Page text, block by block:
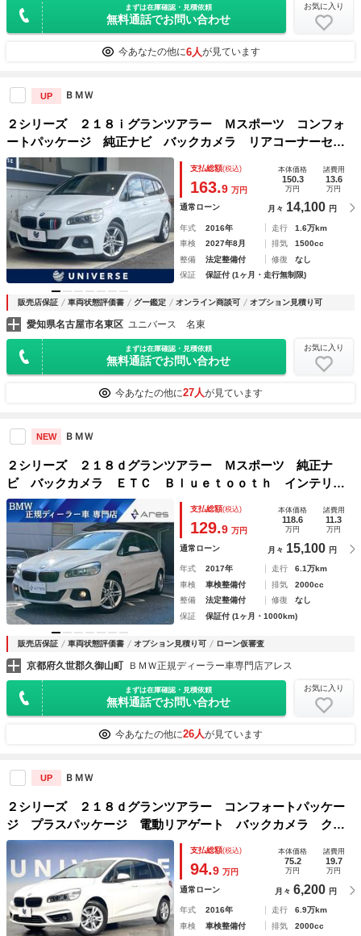
まずは在庫確認・見積依頼
無料通話でお問い合わせ
お気に入り
今あなたの他に6人が見ています
UP ＢＭＷ
２シリーズ ２１８ｉグランツアラー Ｍスポーツ コンフォ
ートパッケージ 純正ナビ バックカメラ リアコーナーセン
サー ＥＴＣ車載器 ドライビングアシスト パワーバックド
ア ドライビングモード コンフォートアクセス ＬＥＤヘッ
ドライト ７人乗り 禁煙
支払総額(税込)
163.9 万円
本体価格
150.3
万円
諸費用
13.6
万円
通常ローン 月々 14,100 円
年式 2016年 走行
1.6万km
車検
2027年8月 排気
1500cc
整備
法定整備付 修復
なし
保証
保証付 (1ヶ月・走行無制限)
販売店保証 車両状態評価書 グー鑑定 オンライン商談可 オプション見積り可
愛知県名古屋市名東区 ユニバース 名東
まずは在庫確認・見積依頼
無料通話でお問い合わせ
お気に入り
今あなたの他に27人が見ています
NEW ＢＭＷ
２シリーズ ２１８ｄグランツアラー Ｍスポーツ 純正ナ
ビ バックカメラ ＥＴＣ Ｂｌｕｅｔｏｏｔｈ インテリジ
ェントセーフティ パーキングアシスト 電動リアゲート ３
列シート スマートキー ＬＥＤヘッドライト 純正１７イン
チアルミホイール
支払総額(税込)
129.9 万円
本体価格
118.6
万円
諸費用
11.3
万円
通常ローン 月々 15,100 円
年式 2017年 走行
6.1万km
車検
車検整備付 排気
2000cc
整備
法定整備付 修復
なし
保証
保証付 (1ヶ月・1000km)
販売店保証 車両状態評価書 オプション見積り可 ローン仮審査
京都府久世郡久御山町 ＢＭＷ正規ディーラー車専門店アレス
まずは在庫確認・見積依頼
無料通話でお問い合わせ
お気に入り
今あなたの他に26人が見ています
UP ＢＭＷ
２シリーズ ２１８ｄグランツアラー コンフォートパッケー
ジ プラスパッケージ 電動リアゲート バックカメラ クリ
アランスソナー コンフォートアクセス ＬＥＤヘッドラン
プ インテリジェントセーフティ 純正ナビ Ｂｌｕｅｔｏｏ
ｔｈ
支払総額(税込)
94.9 万円
本体価格
75.2
万円
諸費用
19.7
万円
通常ローン 月々 6,200 円
年式 2016年 走行
6.9万km
車検
車検整備付 排気
2000cc